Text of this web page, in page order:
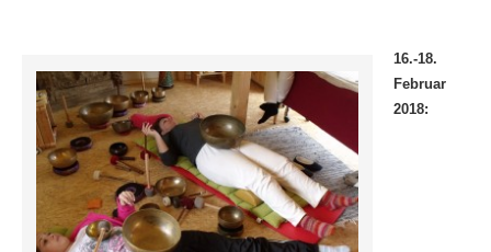
16.-18.
Februar
2018: